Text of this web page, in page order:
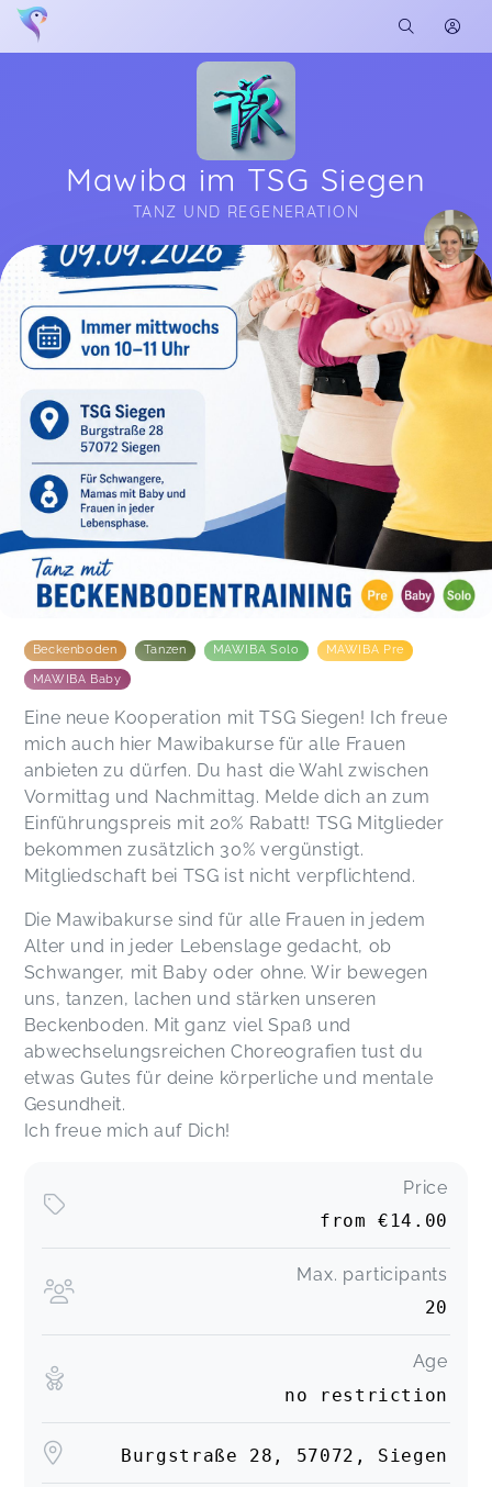
Mawiba im TSG Siegen
TANZ UND REGENERATION
Soon you will learn more about me here...
Beckenboden Tanzen MAWIBA Solo MAWIBA Pre
MAWIBA Baby
Eine neue Kooperation mit TSG Siegen! Ich freue
mich auch hier Mawibakurse für alle Frauen
anbieten zu dürfen. Du hast die Wahl zwischen
Vormittag und Nachmittag. Melde dich an zum
Einführungspreis mit 20% Rabatt! TSG Mitglieder
bekommen zusätzlich 30% vergünstigt.
Mitgliedschaft bei TSG ist nicht verpflichtend.
Die Mawibakurse sind für alle Frauen in jedem
Alter und in jeder Lebenslage gedacht, ob
Schwanger, mit Baby oder ohne. Wir bewegen
uns, tanzen, lachen und stärken unseren
Beckenboden. Mit ganz viel Spaß und
abwechselungsreichen Choreografien tust du
etwas Gutes für deine körperliche und mentale
Gesundheit.
Ich freue mich auf Dich!
Price
from€14.00
Max. participants
20
Age
no restriction
Burgstraße 28, 57072, Siegen